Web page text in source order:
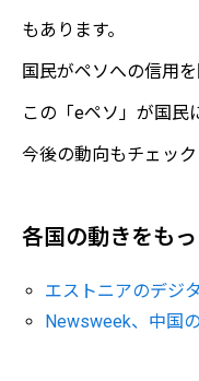
もあります。
国民がペソへの信用
この「eペソ」が国民
今後の動向もチェック
各国の動きをも
エストニアのデジ
Newsweek、中国